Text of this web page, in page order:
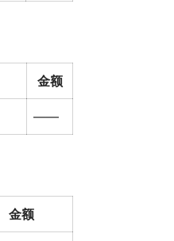
金额
——
金额